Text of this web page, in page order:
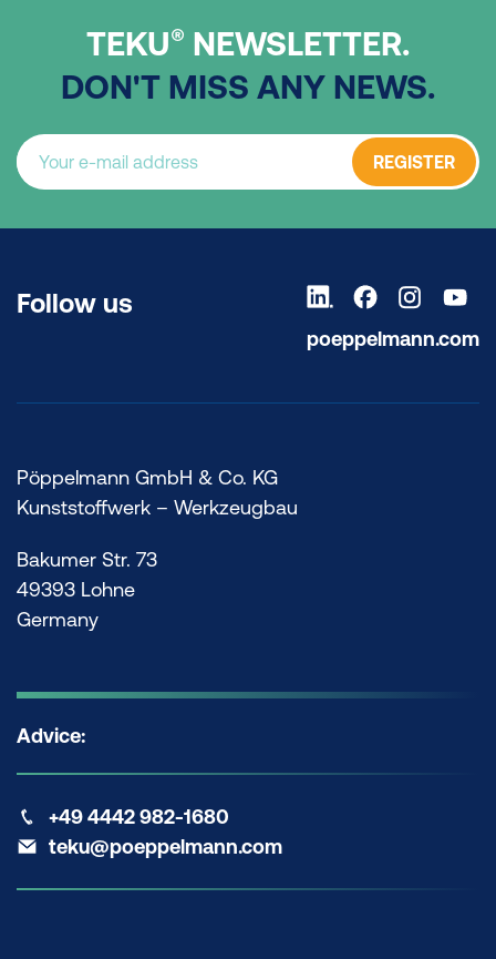
TEKU® NEWSLETTER.
DON'T MISS ANY NEWS.
REGISTER
Follow us
poeppelmann.com
Pöppelmann GmbH & Co. KG
Kunststoffwerk – Werkzeugbau
Bakumer Str. 73
49393 Lohne
Germany
Advice:
+49 4442 982-1680
teku@poeppelmann.com